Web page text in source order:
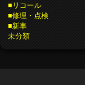
■リコール
■修理・点検
■新車
未分類